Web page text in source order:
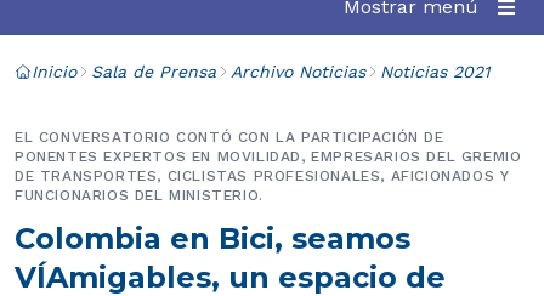
Mostrar menú
Inicio Sala de Prensa Archivo Noticias Noticias 2021
Colombia en Bici, seamos
VÍAmigables, un espacio de
EL CONVERSATORIO CONTÓ CON LA PARTICIPACIÓN DE
PONENTES EXPERTOS EN MOVILIDAD, EMPRESARIOS DEL GREMIO
DE TRANSPORTES, CICLISTAS PROFESIONALES, AFICIONADOS Y
FUNCIONARIOS DEL MINISTERIO.